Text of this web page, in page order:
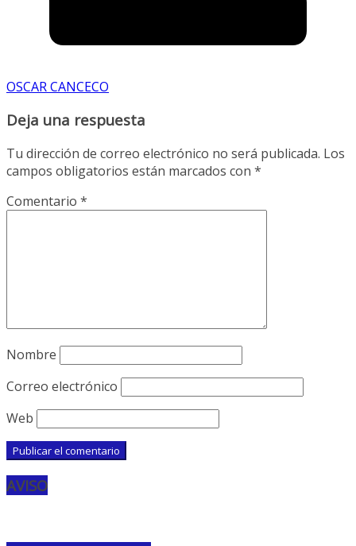
OSCAR CANCECO
Deja una respuesta
Tu dirección de correo electrónico no será publicada. Los
campos obligatorios están marcados con *
Comentario *
Nombre
Correo electrónico
Web
AVISO